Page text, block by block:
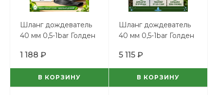
Шланг дождеватель
40 мм 0,5-1bar Голден
1 188 ₽
В КОРЗИНУ
Шланг дождеватель
40 мм 0,5-1bar Голден
5 115 ₽
В КОРЗИНУ